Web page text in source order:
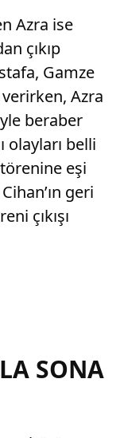
Azra ise
çıkıp
Gamze
Azra
beraber
olayları belli
eşi
geri
çıkışı
SONA